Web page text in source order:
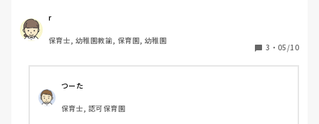
りもしてます。幼稚園教諭の人はどれくらい持ち帰りありま
すか？
また出勤と退勤時間教えて欲しいです😢
r
保育士, 幼稚園教諭, 保育園, 幼稚園
3 ・ 05/10
つーた
保育士, 認可保育園